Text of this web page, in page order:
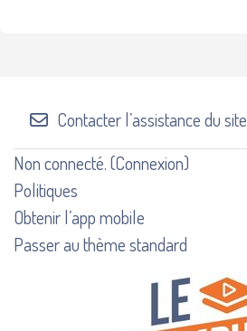
Contacter l’assistance du site
Non connecté. (Connexion)
Politiques
Obtenir l’app mobile
Passer au thème standard